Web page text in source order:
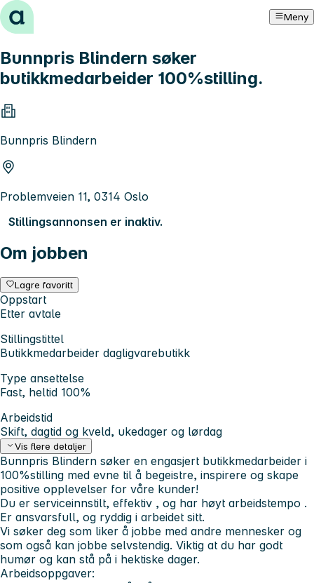
Hopp til innhold Meny
Bunnpris Blindern søker
butikkmedarbeider 100%stilling.
Bunnpris Blindern
Problemveien 11, 0314 Oslo
Stillingsannonsen er inaktiv.
Om jobben
Lagre favoritt
Oppstart
Etter avtale
Stillingstittel
Butikkmedarbeider dagligvarebutikk
Type ansettelse
Fast, heltid 100%
Arbeidstid
Skift, dagtid og kveld, ukedager og lørdag
Vis flere detaljer
Bunnpris Blindern søker en engasjert butikkmedarbeider i
100%stilling med evne til å begeistre, inspirere og skape
positive opplevelser for våre kunder!
Du er serviceinnstilt, effektiv , og har høyt arbeidstempo .
Er ansvarsfull, og ryddig i arbeidet sitt.
Vi søker deg som liker å jobbe med andre mennesker og
som også kan jobbe selvstendig. Viktig at du har godt
humør og kan stå på i hektiske dager.
Arbeidsoppgaver: